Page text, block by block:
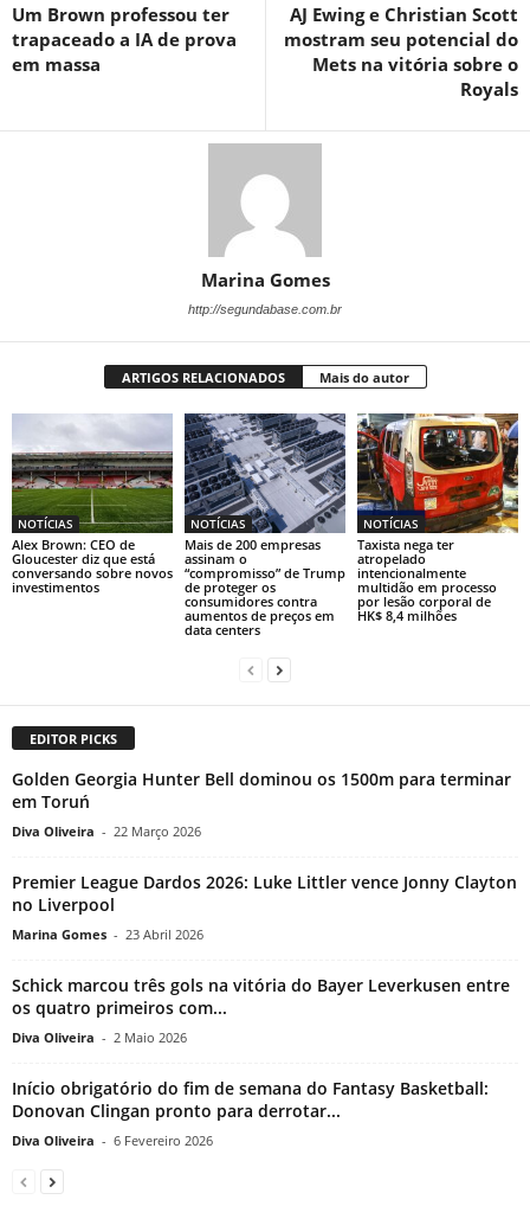
Um Brown professou ter
trapaceado a IA de prova
em massa
AJ Ewing e Christian Scott
mostram seu potencial do
Mets na vitória sobre o
Royals
Marina Gomes
http://segundabase.com.br
ARTIGOS RELACIONADOS Mais do autor
NOTÍCIAS
Alex Brown: CEO de
Gloucester diz que está
conversando sobre novos
investimentos
NOTÍCIAS
Mais de 200 empresas
assinam o
“compromisso” de Trump
de proteger os
consumidores contra
aumentos de preços em
data centers
NOTÍCIAS
Taxista nega ter
atropelado
intencionalmente
multidão em processo
por lesão corporal de
HK$ 8,4 milhões
EDITOR PICKS
Golden Georgia Hunter Bell dominou os 1500m para terminar
em Toruń
Diva Oliveira - 22 Março 2026
Premier League Dardos 2026: Luke Littler vence Jonny Clayton
no Liverpool
Marina Gomes - 23 Abril 2026
Schick marcou três gols na vitória do Bayer Leverkusen entre
os quatro primeiros com...
Diva Oliveira - 2 Maio 2026
Início obrigatório do fim de semana do Fantasy Basketball:
Donovan Clingan pronto para derrotar...
Diva Oliveira - 6 Fevereiro 2026